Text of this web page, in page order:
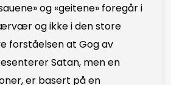
og «geitene» foregår i
og ikke i den store
forståelsen at Gog av
Satan, men en
er basert på en